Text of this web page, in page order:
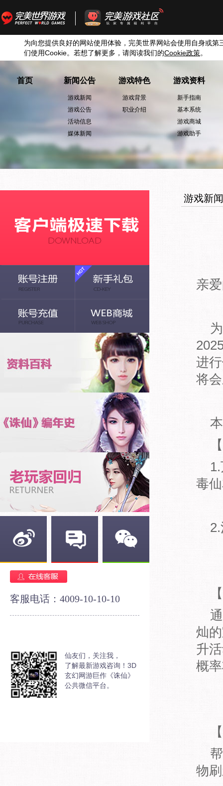
为向您提供良好的网站使用体验，完美世界网站会使用自身或第
们使用Cookie。若想了解更多，请阅读我们的Cookie政策。
首页 新闻公告
游戏新闻
游戏公告
活动信息
媒体新闻
游戏特色
游戏背景
职业介绍
游戏资料
新手指南
基本系统
游戏商城
游戏助手
客服电话：4009-10-10-10
仙友们，关注我，
了解最新游戏咨询！3D
玄幻网游巨作《诛仙》
公共微信平台。
游戏新闻
亲
为
进
将
本
【
1.
毒
2.
【
通
灿
升
概
【
帮
物